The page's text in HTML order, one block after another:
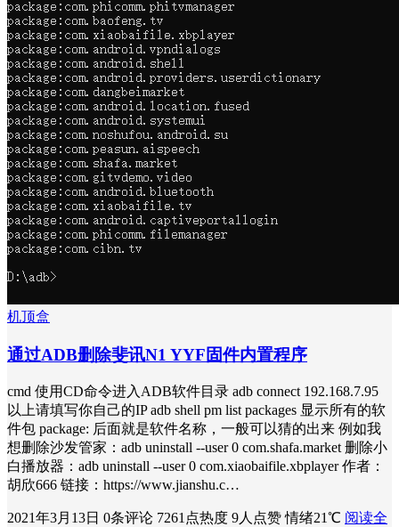
机顶盒
通过ADB删除斐讯N1 YYF固件内置程序
cmd 使用CD命令进入ADB软件目录 adb connect 192.168.7.95
以上请填写你自己的IP adb shell pm list packages 显示所有的软
件包 package: 后面就是软件名称，一般可以猜的出来 例如我
想删除沙发管家：adb uninstall --user 0 com.shafa.market 删除小
白播放器：adb uninstall --user 0 com.xiaobaifile.xbplayer 作者：
胡欣666 链接：https://www.jianshu.c…
2021年3月13日 0条评论 7261点热度 9人点赞 情绪21℃ 阅读全